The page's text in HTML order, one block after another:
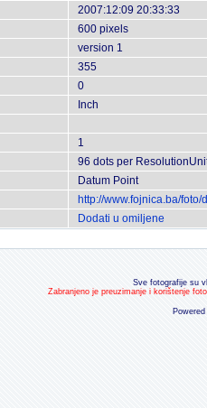
2007:12:09 20:33:33
600 pixels
version 1
355
0
Inch
1
96 dots per
Datum Point
http://www.fojnica.ba/
Dodati u omiljene
Sve fotografije su
Zabranjeno je preuzimanje i korištenje